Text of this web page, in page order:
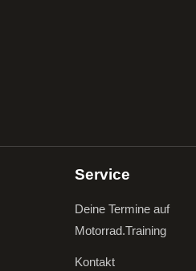
Service
Deine Termine auf
Motorrad.Training
Kontakt